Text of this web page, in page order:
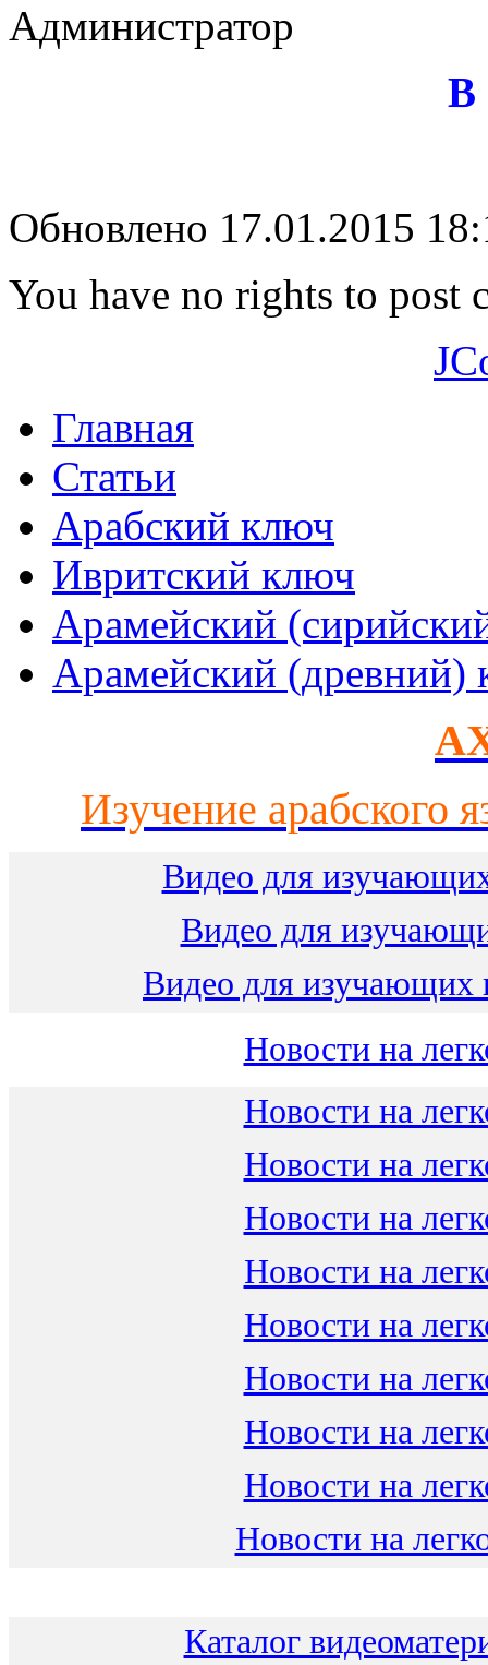
Администратор
В
Обновлено 17.01.2015
You have no rights to post
Главная
Статьи
Арабский ключ
Ивритский ключ
Арамейский
Арамейский (древний)
Изучение арабского
Видео для
Видео для
Видео для изучающих
Новости на
Новости на
Новости на
Новости на
Новости на
Новости на
Новости на
Новости на
Новости на
Новости на
Каталог